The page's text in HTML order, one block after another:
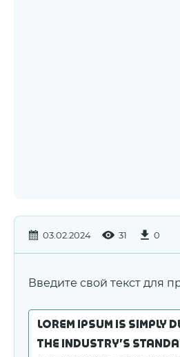
03.02.2024 31 0
Введите свой текст для